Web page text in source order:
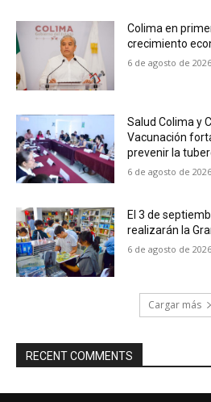
Colima en
crecimiento
6 de agosto de 2026
Salud Colima y
Vacunación
prevenir la
6 de agosto de 2026
El 3 de
realizarán la
6 de agosto de 2026
Cargar más
RECENT COMMENTS